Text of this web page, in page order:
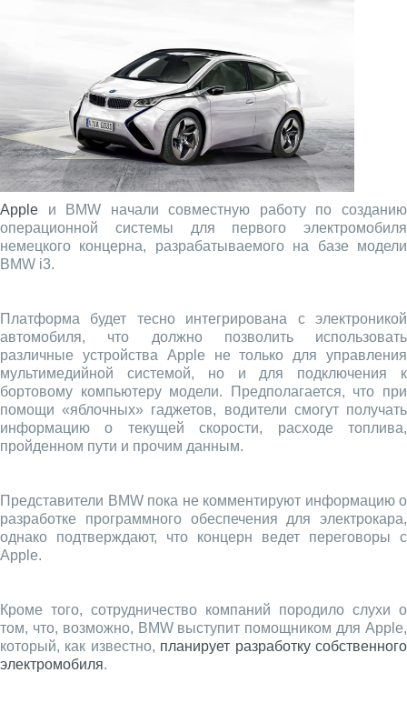
Apple и BMW начали совместную работу по созданию
операционной системы для первого электромобиля
немецкого концерна, разрабатываемого на базе модели
BMW i3.
Платформа будет тесно интегрирована с электроникой
автомобиля, что должно позволить использовать
различные устройства Apple не только для управления
мультимедийной системой, но и для подключения к
бортовому компьютеру модели. Предполагается, что при
помощи «яблочных» гаджетов, водители смогут получать
информацию о текущей скорости, расходе топлива,
пройденном пути и прочим данным.
Представители BMW пока не комментируют информацию о
разработке программного обеспечения для электрокара,
однако подтверждают, что концерн ведет переговоры с
Apple.
Кроме того, сотрудничество компаний породило слухи о
том, что, возможно, BMW выступит помощником для Apple,
который, как известно, планирует разработку собственного
электромобиля.